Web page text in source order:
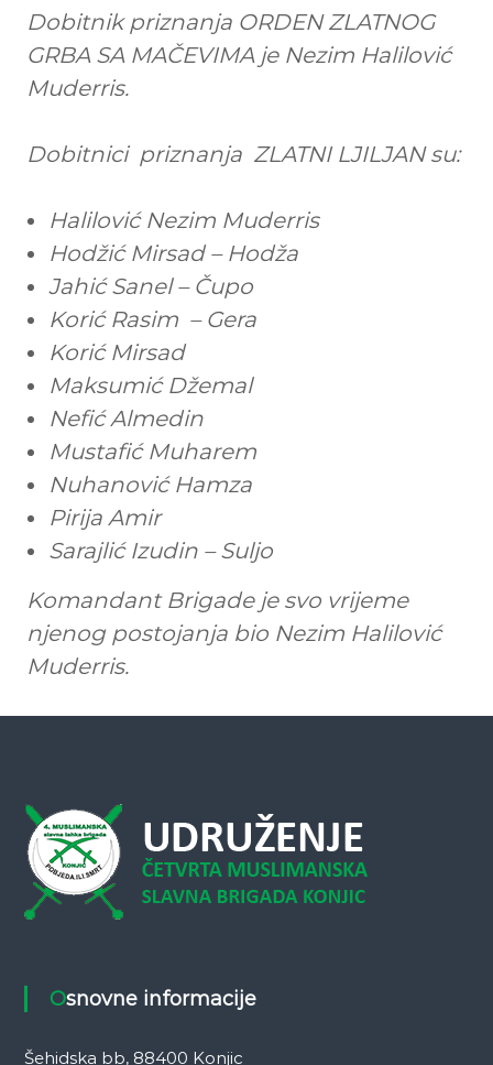
Dobitnik priznanja ORDEN ZLATNOG
GRBA SA MAČEVIMA je Nezim Halilović
Muderris.
Dobitnici priznanja ZLATNI LJILJAN su:
Halilović Nezim Muderris
Hodžić Mirsad – Hodža
Jahić Sanel – Čupo
Korić Rasim – Gera
Korić Mirsad
Maksumić Džemal
Nefić Almedin
Mustafić Muharem
Nuhanović Hamza
Pirija Amir
Sarajlić Izudin – Suljo
Komandant Brigade je svo vrijeme
njenog postojanja bio Nezim Halilović
Muderris.
Osnovne informacije
Šehidska bb, 88400 Konjic